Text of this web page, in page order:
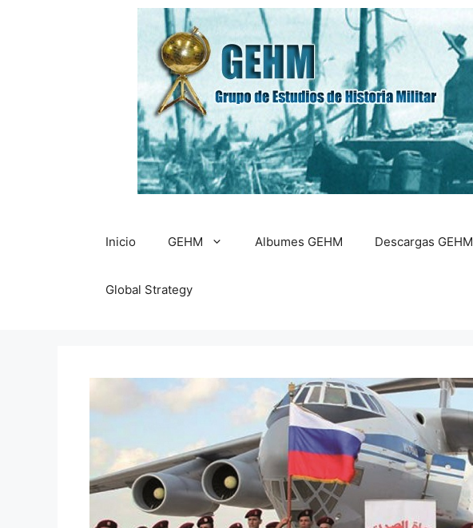
Inicio GEHM Albumes GEHM Descargas GEHM
Global Strategy